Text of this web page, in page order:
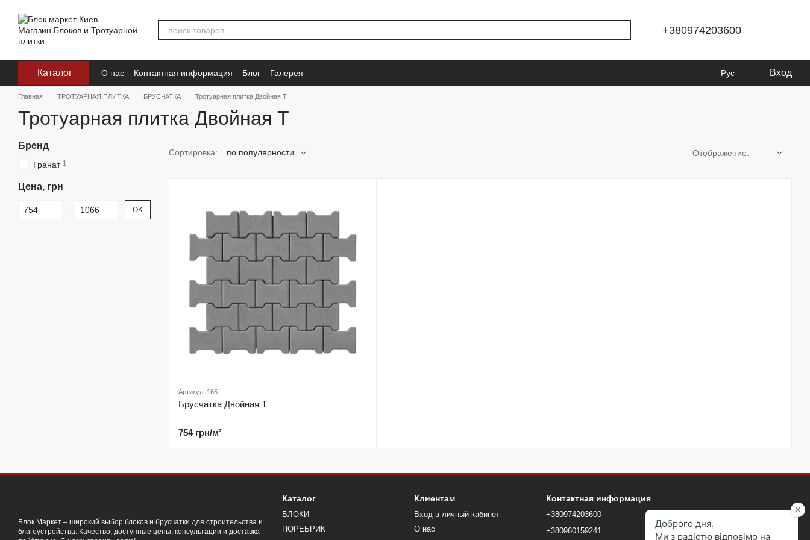
+380974203600
Каталог О нас Контактная информация Блог Галерея Рус Вход
Главная ТРОТУАРНАЯ ПЛИТКА БРУСЧАТКА Тротуарная плитка Двойная Т
Тротуарная плитка Двойная Т
Сортировка: по популярности Отображение:
Артикул: 165
Брусчатка Двойная Т
754 грн/м²
Бренд
Гранат 1
Цена, грн
От Цена, грн
До Цена, грн OK
Блок Маркет – широкий выбор блоков и брусчатки для строительства и
благоустройства. Качество, доступные цены, консультации и доставка
Каталог
БЛОКИ
ПОРЕБРИК
Клиентам
Вход в личный кабинет
О нас
Контактная информация
+380974203600
+380960159241
blokmarketkyiv@gmail.com